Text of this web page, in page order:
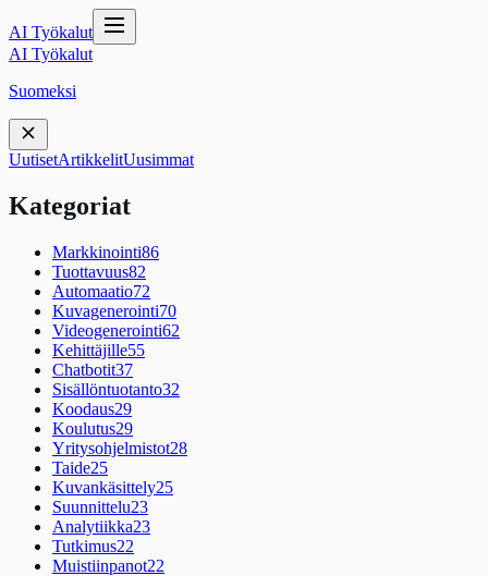
AI Työkalut
AI Työkalut
Suomeksi
UutisetArtikkelitUusimmat
Kategoriat
Markkinointi86
Tuottavuus82
Automaatio72
Kuvagenerointi70
Videogenerointi62
Kehittäjille55
Chatbotit37
Sisällöntuotanto32
Koodaus29
Koulutus29
Yritysohjelmistot28
Taide25
Kuvankäsittely25
Suunnittelu23
Analytiikka23
Tutkimus22
Muistiinpanot22